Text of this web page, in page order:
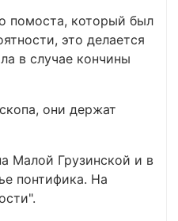
помоста, который был
это делается
в случае кончины
они держат
Малой Грузинской и в
понтифика. На